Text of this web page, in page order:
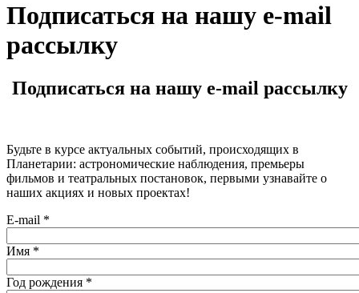
Подписаться на нашу e-mail
рассылку
Подписаться на нашу e-mail рассылку
Будьте в курсе актуальных событий, происходящих в
Планетарии: астрономические наблюдения, премьеры
фильмов и театральных постановок, первыми узнавайте о
наших акциях и новых проектах!
E-mail *
Имя *
Год рождения *